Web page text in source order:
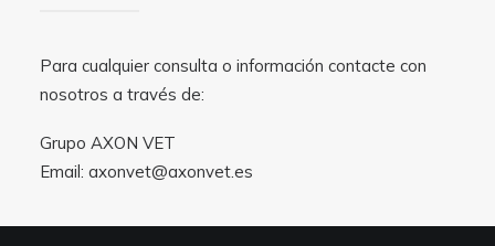
Para cualquier consulta o información contacte con
nosotros a través de:
Grupo AXON VET
Email: axonvet@axonvet.es